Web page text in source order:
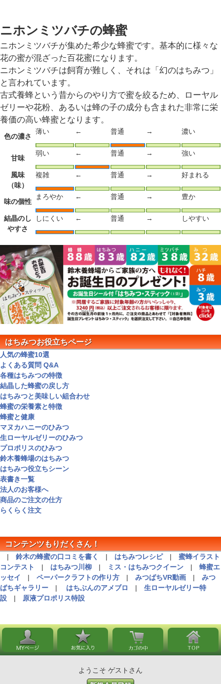
ニホンミツバチの蜂蜜
ニホンミツバチが集めた希少な蜂蜜です。基本的に様々な
花の蜜が混ざった百花蜜になります。
ニホンミツバチは飼育が難しく、それは「幻のはちみつ」
と言われています。
古式養蜂という昔からのやり方で蜜を絞るため、ローヤル
ゼリーや花粉、あるいは蜂の子の成分も含まれた非常に栄
養価の高い蜂蜜となります。
色の濃さ
薄い ← 普通 → 濃い
甘味
弱い ← 普通 → 強い
風味
（味）
複雑 ← 普通 → 好まれる
味の個性
まろやか ← 普通 → 豊か
結晶のし
やすさ
しにくい ← 普通 → しやすい
はちみつお役立ちページ
人気の蜂蜜10選
よくある質問 Q&A
各種はちみつの特徴
結晶した蜂蜜の戻し方
はちみつと美味しい組合わせ
蜂蜜の栄養素と特徴
蜂蜜と健康
マヌカハニーのひみつ
生ローヤルゼリーのひみつ
プロポリスのひみつ
鈴木養蜂場のはちみつ
はちみつ役立ちシーン
表書き一覧
法人のお客様へ
商品のご注文の仕方
らくらく注文
コンテンツもりだくさん！
| 鈴木の蜂蜜の口コミを書く | はちみつレシピ| 蜜蜂イラスト
コンテスト
| はちみつ川柳 | ミス・はちみつクイーン | 蜂蜜エ
ッセイ
| ペーパークラフトの作り方 | みつばちVR動画 | みつ
ばちギャラリー | はちぶんのアメブロ | 生ローヤルゼリー特
設 | 原液プロポリス特設
ようこそ ゲストさん